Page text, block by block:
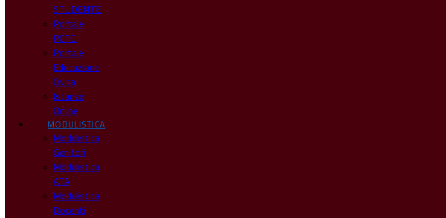
STUDENTE
Portale
PCTO
Portale
Educazione
Civica
Istanze
Online
MODULISTICA
Modulistica
Genitori
Modulistica
ATA
Modulistica
Docenti